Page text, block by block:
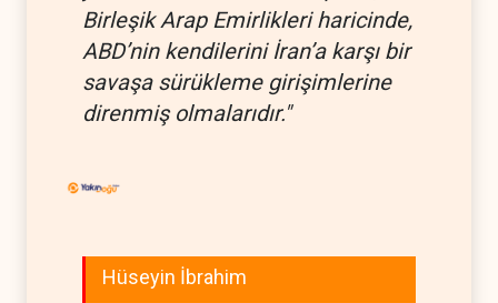
Birleşik Arap Emirlikleri haricinde,
ABD’nin kendilerini İran’a karşı bir
savaşa sürükleme girişimlerine
direnmiş olmalarıdır."
Hüseyin İbrahim